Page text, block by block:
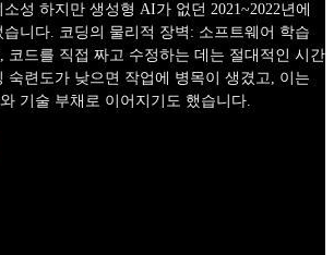
성 하지만 생성형 AI가 없던 2021~2022년에
니다. 코딩의 물리적 장벽: 소프트웨어 학습
코드를 직접 짜고 수정하는 데는 절대적인 시간
숙련도가 낮으면 작업에 병목이 생겼고, 이는
기술 부채로 이어지기도 했습니다.